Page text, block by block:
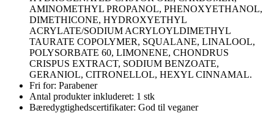
AMINOMETHYL PROPANOL, PHENOXYETHANOL,
DIMETHICONE, HYDROXYETHYL
ACRYLATE/SODIUM ACRYLOYLDIMETHYL
TAURATE COPOLYMER, SQUALANE, LINALOOL,
POLYSORBATE 60, LIMONENE, CHONDRUS
CRISPUS EXTRACT, SODIUM BENZOATE,
GERANIOL, CITRONELLOL, HEXYL CINNAMAL.
Fri for: Parabener
Antal produkter inkluderet: 1 stk
Bæredygtighedscertifikater: God til veganer